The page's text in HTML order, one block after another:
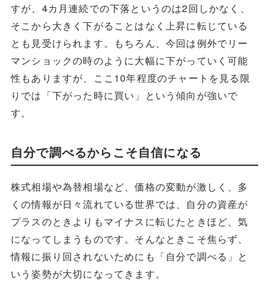
すが、4カ月連続での下落というのは2回しかなく、
そこから大きく下がることはなく上昇に転じている
とも見受けられます。もちろん、今回は例外でリー
マンショックの時のように大幅に下がっていく可能
性もありますが、ここ10年程度のチャートを見る限
りでは「下がった時に買い」という傾向が強いで
す。
自分で調べるからこそ自信になる
株式相場や為替相場など、価格の変動が激しく、多
くの情報が日々流れている世界では、自分の資産が
プラスのときよりもマイナスに転じたときほど、気
になってしまうものです。そんなときこそ焦らず、
情報に振り回されないためにも「自分で調べる」と
いう姿勢が大切になってきます。